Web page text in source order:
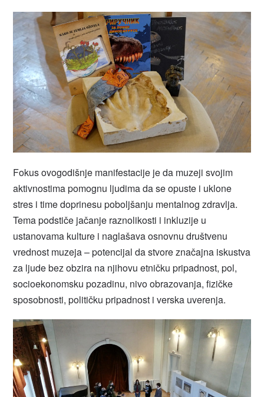
Fokus ovogodišnje manifestacije je da muzeji svojim
aktivnostima pomognu ljudima da se opuste i uklone
stres i time doprinesu poboljšanju mentalnog zdravlja.
Tema podstiče jačanje raznolikosti i inkluzije u
ustanovama kulture i naglašava osnovnu društvenu
vrednost muzeja – potencijal da stvore značajna iskustva
za ljude bez obzira na njihovu etničku pripadnost, pol,
socioekonomsku pozadinu, nivo obrazovanja, fizičke
sposobnosti, političku pripadnost i verska uverenja.